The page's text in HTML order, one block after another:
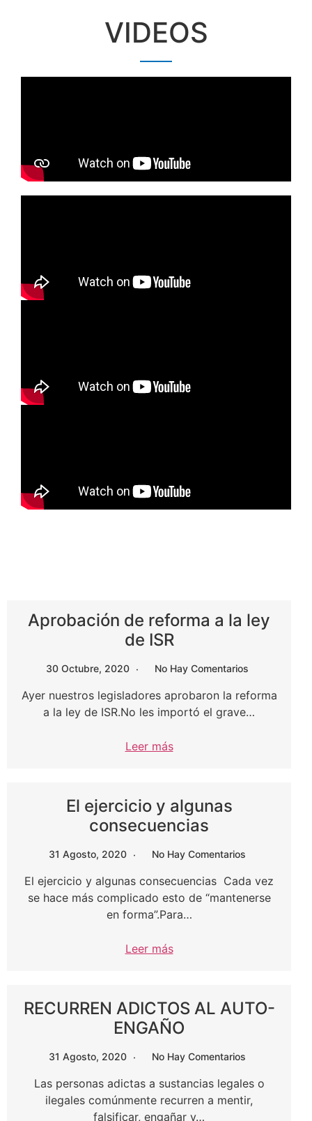
VIDEOS
Aprobación de reforma a la ley
de ISR
30 Octubre, 2020 No Hay Comentarios
Ayer nuestros legisladores aprobaron la reforma
a la ley de ISR.No les importó el grave…
Leer más
El ejercicio y algunas
consecuencias
31 Agosto, 2020 No Hay Comentarios
El ejercicio y algunas consecuencias Cada vez
se hace más complicado esto de “mantenerse
en forma”.Para…
Leer más
RECURREN ADICTOS AL AUTO-
ENGAÑO
31 Agosto, 2020 No Hay Comentarios
Las personas adictas a sustancias legales o
ilegales comúnmente recurren a mentir,
falsificar, engañar y…